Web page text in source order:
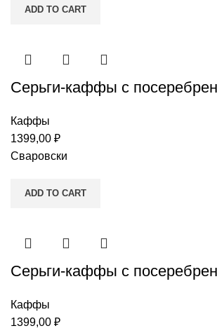
ADD TO CART
Серьги-каффы c
Каффы
1399,00 ₽
Сваровски
ADD TO CART
Серьги-каффы c
Каффы
1399,00 ₽